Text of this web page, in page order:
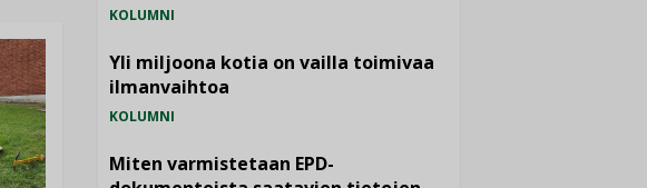
KOLUMNI
Yli miljoona kotia on vailla toimivaa
ilmanvaihtoa
KOLUMNI
Miten varmistetaan EPD-